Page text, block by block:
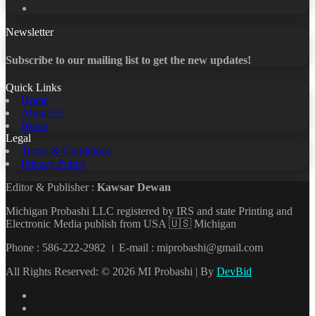
Newsletter
Subscribe to our mailing list to get the new updates!
Quick Links
Home
About Us
News
Legal
Terms & Conditions
Privacy Policy
Editor & Publisher : Kawsar Dewan
Michigan Probashi LLC registered by IRS and state Printing and
Electronic Media publish from USA 🇺🇸 Michigan
Phone : 586-222-2982 । E-mail : miprobashi@gmail.com
All Rights Reserved: © 2026 MI Probashi | By DevBid